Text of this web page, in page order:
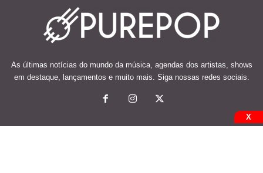
As últimas notícias do mundo da música, agendas dos artistas, shows
em destaque, lançamentos e muito mais. Siga nossas redes sociais.
X